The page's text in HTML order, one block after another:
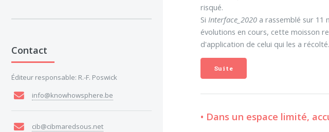
risqué.
SiInterface_2020 a rassemblé sur 11
évolutions en cours, cette moisson
d'application de celui qui les a récolté.
Suite
• Dans un espace limité,
Contact
Éditeur responsable: R.-F. Poswick
info@knowhowsphere.be
cib@cibmaredsous.net